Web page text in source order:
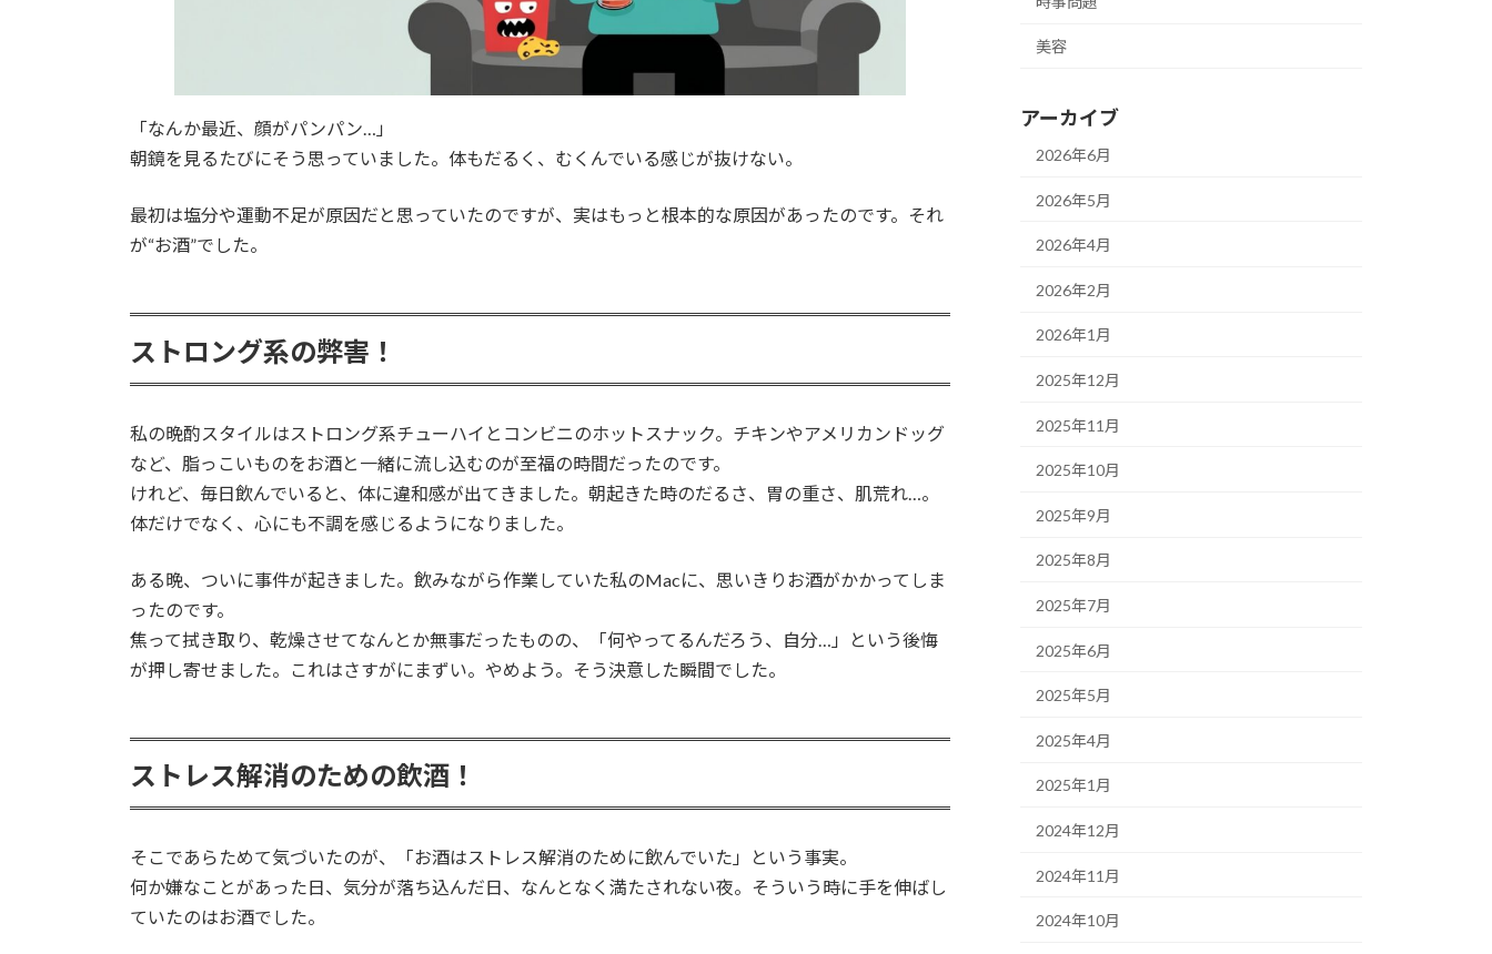
「なんか最近、顔がパンパン…」
朝鏡を見るたびにそう思っていました。体もだるく、むくんでいる感じが抜けない。
最初は塩分や運動不足が原因だと思っていたのですが、実はもっと根本的な原因があったのです。それ
が“お酒”でした。
ストロング系の弊害！
私の晩酌スタイルはストロング系チューハイとコンビニのホットスナック。チキンやアメリカンドッグ
など、脂っこいものをお酒と一緒に流し込むのが至福の時間だったのです。
けれど、毎日飲んでいると、体に違和感が出てきました。朝起きた時のだるさ、胃の重さ、肌荒れ…。
体だけでなく、心にも不調を感じるようになりました。
ある晩、ついに事件が起きました。飲みながら作業していた私のMacに、思いきりお酒がかかってしま
ったのです。
焦って拭き取り、乾燥させてなんとか無事だったものの、「何やってるんだろう、自分…」という後悔
が押し寄せました。これはさすがにまずい。やめよう。そう決意した瞬間でした。
ストレス解消のための飲酒！
そこであらためて気づいたのが、「お酒はストレス解消のために飲んでいた」という事実。
何か嫌なことがあった日、気分が落ち込んだ日、なんとなく満たされない夜。そういう時に手を伸ばし
ていたのはお酒でした。
美容
アーカイブ
2026年6月
2026年5月
2026年4月
2026年2月
2026年1月
2025年12月
2025年11月
2025年10月
2025年9月
2025年8月
2025年7月
2025年6月
2025年5月
2025年4月
2025年1月
2024年12月
2024年11月
2024年10月